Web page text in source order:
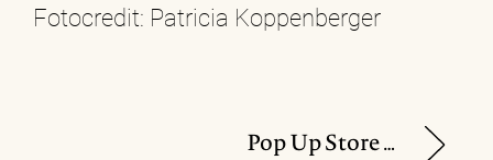
Fotocredit: Patricia Koppenberger
Pop Up Store von „Zeitlos Design“